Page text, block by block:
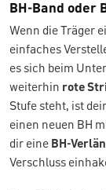
BH-Band oder
Wenn die Träger
einfaches
es sich beim
weiterhin rote
Stufe steht, ist
einen neuen BH
dir eine BH-
Verschluss